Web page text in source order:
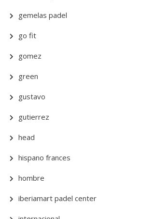
gemelas padel
go fit
gomez
green
gustavo
gutierrez
head
hispano frances
hombre
iberiamart padel center